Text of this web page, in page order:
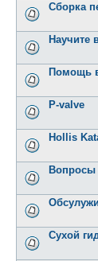
Сборка
Научите
Помощь
P-valve
Hollis
Сухой